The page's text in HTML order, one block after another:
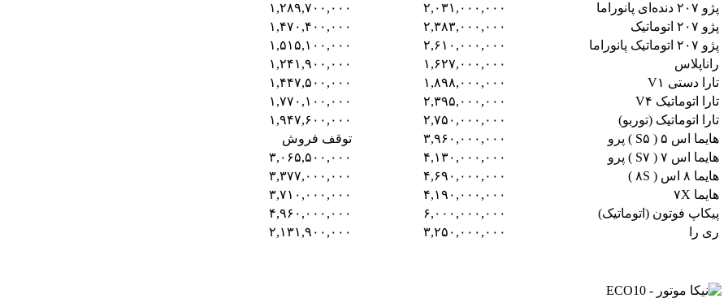
پژو ۲۰۷ دنده‌ای پانوراما
۲,۰۳۱,۰۰۰,۰۰۰
۱,۲۸۹,۷۰۰,۰۰۰
پژو ۲۰۷ اتوماتیک
۲,۳۸۳,۰۰۰,۰۰۰
۱,۴۷۰,۴۰۰,۰۰۰
پژو ۲۰۷ اتوماتیک پانوراما
۲,۶۱۰,۰۰۰,۰۰۰
۱,۵۱۵,۱۰۰,۰۰۰
راناپلاس
۱,۶۲۷,۰۰۰,۰۰۰
۱,۲۴۱,۹۰۰,۰۰۰
تارا دستی V۱
۱,۸۹۸,۰۰۰,۰۰۰
۱,۴۴۷,۵۰۰,۰۰۰
تارا اتوماتیک V۴
۲,۳۹۵,۰۰۰,۰۰۰
۱,۷۷۰,۱۰۰,۰۰۰
تارا اتوماتیک (توربو)
۲,۷۵۰,۰۰۰,۰۰۰
۱,۹۴۷,۶۰۰,۰۰۰
هایما اس ۵ ( S۵ ) پرو
۳,۹۶۰,۰۰۰,۰۰۰
توقف فروش
هایما اس ۷ ( S۷ ) پرو
۴,۱۳۰,۰۰۰,۰۰۰
۳,۰۶۵,۵۰۰,۰۰۰
هایما ۸ اس ( ۸S )
۴,۶۹۰,۰۰۰,۰۰۰
۳,۳۷۷,۰۰۰,۰۰۰
هایما ۷X
۴,۱۹۰,۰۰۰,۰۰۰
۳,۷۱۰,۰۰۰,۰۰۰
پیکاپ فوتون (اتوماتیک)
۶,۰۰۰,۰۰۰,۰۰۰
۴,۹۶۰,۰۰۰,۰۰۰
ری را
۳,۲۵۰,۰۰۰,۰۰۰ ۲,۱۳۱,۹۰۰,۰۰۰